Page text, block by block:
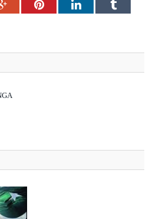
Google+PinterestLinkedInTumblr